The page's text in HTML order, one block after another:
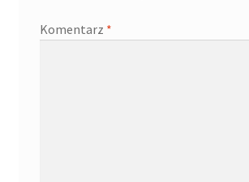
Komentarz *